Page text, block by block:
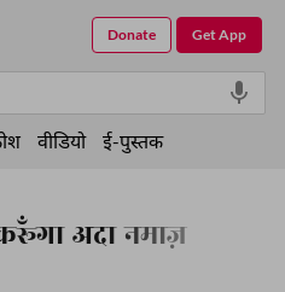
अदा नमाज़
Get App
Donate
वीडियो ई-पुस्तक